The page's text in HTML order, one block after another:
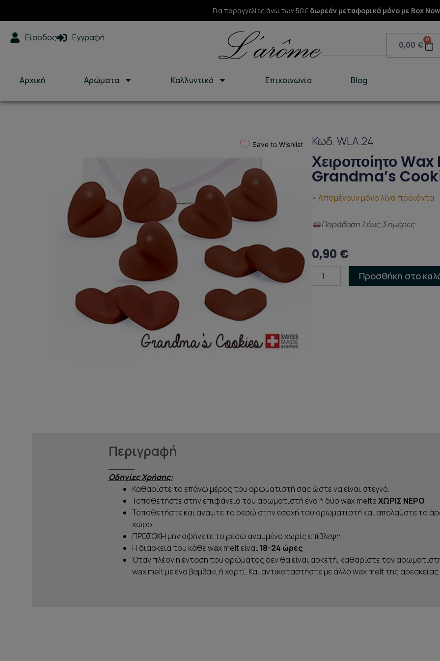
στο
περιεχόμενο
Για παραγγελίες άνω των 50€ δωρεάν μεταφορικά μόνο με Box Now
Αρχική Αρώματα Καλλυντικά Επικοινωνία Blog
Είσοδος Εγγραφή
0,00 €
0
Κωδ. WLA.24
Χειροποίητο
Grandma’s
• Απομένουν μόνο λίγα προϊόντα
Παράδoση 1 έως 3 ημέρες
0,90 €
Wax
Προσθήκη στο
Save to Wishlist
Περιγραφή
Οδηγίες Χρήσης:
Καθαρίστε το επάνω μέρος του αρωματιστή σας ώστε να είναι στεγνό.
Τοποθετήστε στην επιφάνεια του αρωματιστή ένα ή δύο wax meltsΧΩΡΙΣ ΝΕΡΟ
Τοποθετήστε και ανάψτε το ρεσώ στην εσοχή του αρωματιστή και απολαύστε το
χώρο
ΠΡΟΣΟΧΗ μην αφήνετε το ρεσώ αναμμένο χωρίς επίβλεψη
Η διάρκεια του κάθε wax melt είναι18-24 ώρες
Όταν πλέον η ένταση του αρώματος δεν θα είναι αρκετή, καθαρίστε τον
wax melt με ένα βαμβάκι ή χαρτί. Και αντικαταστήστε με άλλο wax melt της